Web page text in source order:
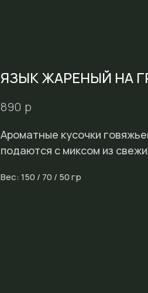
ЯЗЫК ЖАРЕНЫЙ НА
890 р
Ароматные кусочки
подаются с миксом из
Вес: 150 / 70 / 50 гр